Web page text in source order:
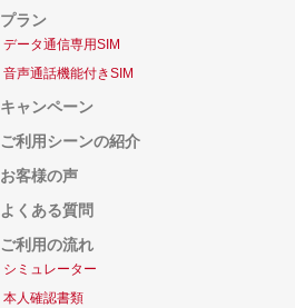
プラン
データ通信専用SIM
音声通話機能付きSIM
キャンペーン
ご利用シーンの紹介
お客様の声
よくある質問
ご利用の流れ
シミュレーター
本人確認書類